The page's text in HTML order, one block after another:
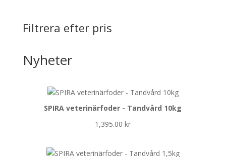
Filtrera efter pris
Nyheter
SPIRA veterinärfoder - Tandvård 10kg
1,395.00kr